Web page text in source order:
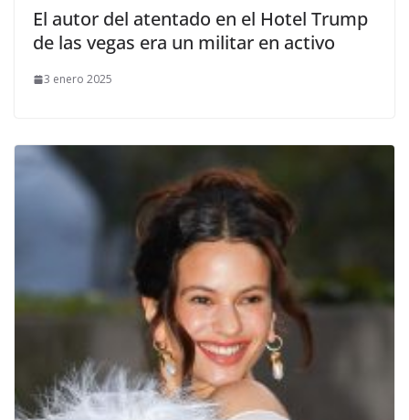
El autor del atentado en el Hotel Trump
de las vegas era un militar en activo
3 enero 2025